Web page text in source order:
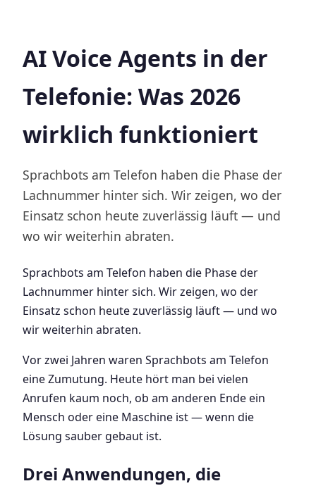
AI Voice Agents in der
Telefonie: Was 2026
wirklich funktioniert
Sprachbots am Telefon haben die Phase der
Lachnummer hinter sich. Wir zeigen, wo der
Einsatz schon heute zuverlässig läuft — und
wo wir weiterhin abraten.
Sprachbots am Telefon haben die Phase der
Lachnummer hinter sich. Wir zeigen, wo der
Einsatz schon heute zuverlässig läuft — und wo
wir weiterhin abraten.
Vor zwei Jahren waren Sprachbots am Telefon
eine Zumutung. Heute hört man bei vielen
Anrufen kaum noch, ob am anderen Ende ein
Mensch oder eine Maschine ist — wenn die
Lösung sauber gebaut ist.
Drei Anwendungen, die